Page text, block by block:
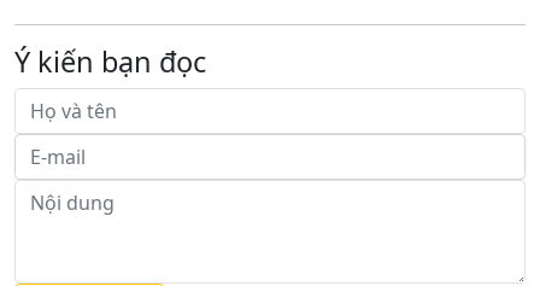
Ý kiến bạn đọc